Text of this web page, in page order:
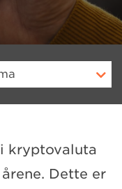
kryptovaluta
Dette er